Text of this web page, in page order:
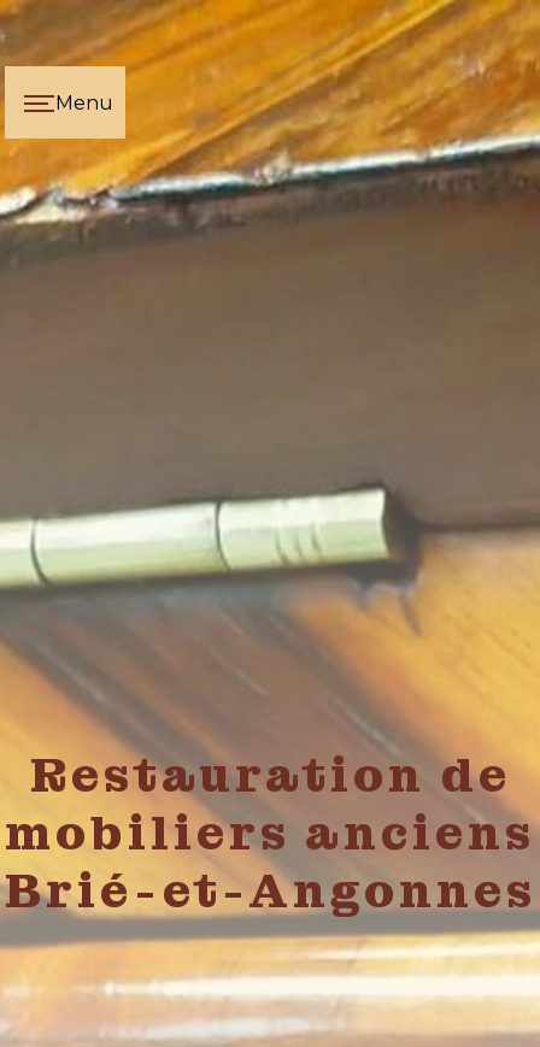
Panneau de gestion des cookies
Menu
Restauration de
mobiliers anciens
Brié-et-Angonnes